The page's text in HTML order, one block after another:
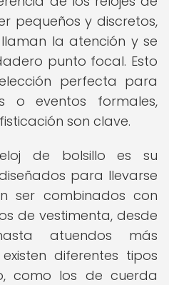
pequeños y discretos,
la atención y se
punto focal. Esto
perfecta para
o eventos formales,
son clave.
de bolsillo es su
para llevarse
ser combinados con
de vestimenta, desde
atuendos más
diferentes tipos
como los de cuerda